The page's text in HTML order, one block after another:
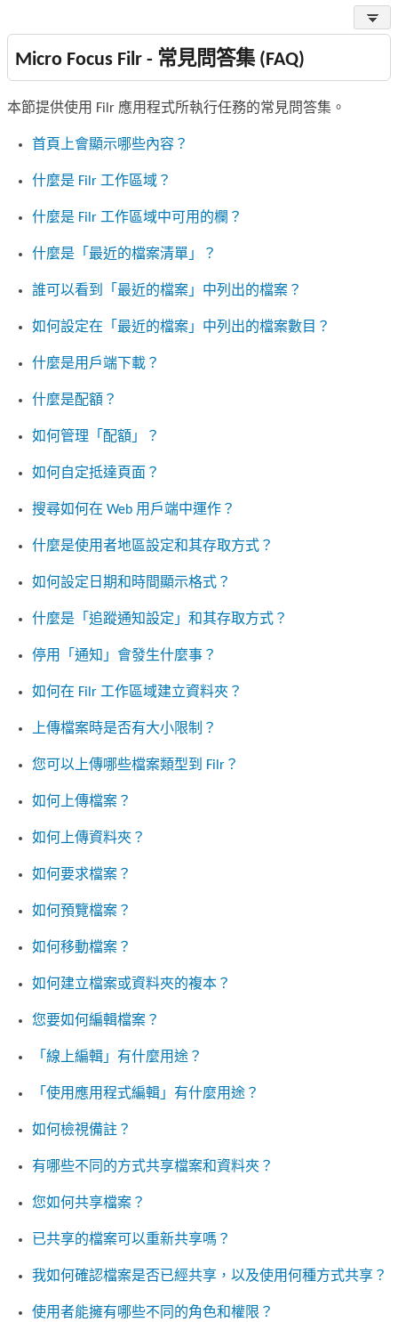
Micro Focus Filr - 常見問答集 (FAQ)
本節提供使用 Filr 應用程式所執行任務的常見問答集。
首頁上會顯示哪些內容？
什麼是 Filr 工作區域？
什麼是 Filr 工作區域中可用的欄？
什麼是「最近的檔案清單」？
誰可以看到「最近的檔案」中列出的檔案？
如何設定在「最近的檔案」中列出的檔案數目？
什麼是用戶端下載？
什麼是配額？
如何管理「配額」？
如何自定抵達頁面？
搜尋如何在 Web 用戶端中運作？
什麼是使用者地區設定和其存取方式？
如何設定日期和時間顯示格式？
什麼是「追蹤通知設定」和其存取方式？
停用「通知」會發生什麼事？
如何在 Filr 工作區域建立資料夾？
上傳檔案時是否有大小限制？
您可以上傳哪些檔案類型到 Filr？
如何上傳檔案？
如何上傳資料夾？
如何要求檔案？
如何預覽檔案？
如何移動檔案？
如何建立檔案或資料夾的複本？
您要如何編輯檔案？
「線上編輯」有什麼用途？
「使用應用程式編輯」有什麼用途？
如何檢視備註？
有哪些不同的方式共享檔案和資料夾？
您如何共享檔案？
已共享的檔案可以重新共享嗎？
我如何確認檔案是否已經共享，以及使用何種方式共享？
使用者能擁有哪些不同的角色和權限？